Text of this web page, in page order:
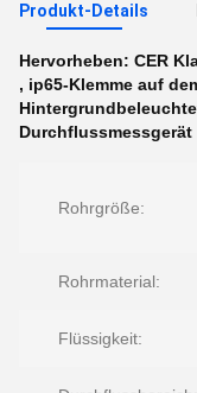
Produkt-Details
Hervorheben: CER
, ip65-Klemme auf
Durchflussmessgerät
Rohrgröße:
Rohrmaterial:
Flüssigkeit: